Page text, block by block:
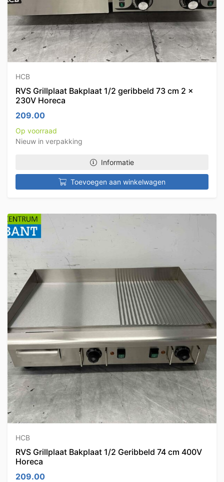
HCB
RVS Grillplaat Bakplaat 1/2 geribbeld 73 cm 2 x
230V Horeca
209.00
Op voorraad
Nieuw in verpakking
Informatie
Toevoegen aan winkelwagen
HCB
RVS Grillplaat Bakplaat 1/2 Geribbeld 74 cm 400V
Horeca
209.00